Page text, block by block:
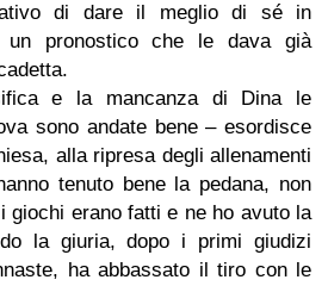
di dare il meglio di sé in
un pronostico che le dava già
e la mancanza di Dina le
sono andate bene – esordisce
alla ripresa degli allenamenti
tenuto bene la pedana, non
giochi erano fatti e ne ho avuto la
la giuria, dopo i primi giudizi
ha abbassato il tiro con le